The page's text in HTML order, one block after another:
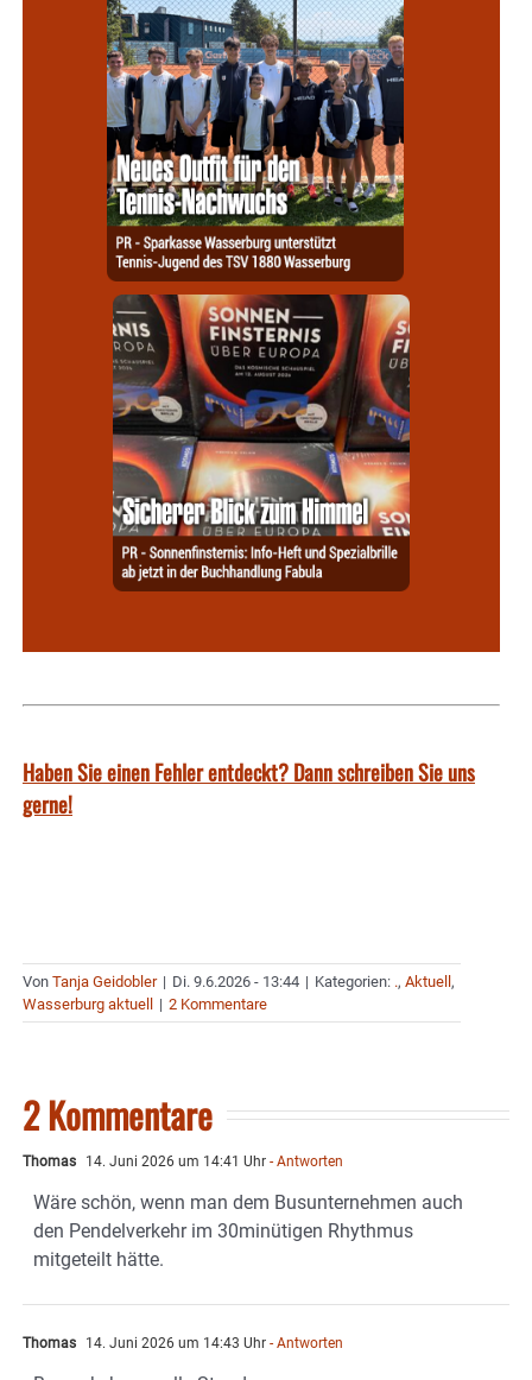
Haben Sie einen Fehler entdeckt? Dann schreiben Sie uns
gerne!
Von Tanja Geidobler | Di. 9.6.2026 - 13:44 | Kategorien: ., Aktuell,
Wasserburg aktuell | 2 Kommentare
2 Kommentare
Thomas 14. Juni 2026 um 14:41 Uhr - Antworten
Wäre schön, wenn man dem Busunternehmen auch
den Pendelverkehr im 30minütigen Rhythmus
mitgeteilt hätte.
Thomas 14. Juni 2026 um 14:43 Uhr - Antworten